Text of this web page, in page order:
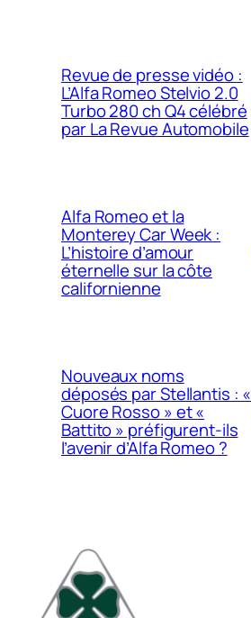
Revue de presse vidéo :
L’Alfa Romeo Stelvio 2.0
Turbo 280 ch Q4 célébré
par La Revue Automobile
Alfa Romeo et la
Monterey Car Week :
L’histoire d’amour
éternelle sur la côte
californienne
Nouveaux noms
déposés par Stellantis : «
Cuore Rosso » et «
Battito » préfigurent-ils
l’avenir d’Alfa Romeo ?